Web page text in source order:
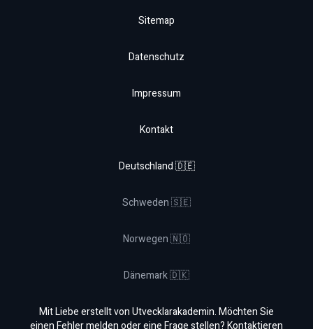
Sitemap
Datenschutz
Impressum
Kontakt
Deutschland 🇩🇪
Schweden 🇸🇪
Norwegen 🇳🇴
Dänemark 🇩🇰
Mit Liebe erstellt von Utvecklarakademin. Möchten Sie
einen Fehler melden oder eine Frage stellen? Kontaktieren